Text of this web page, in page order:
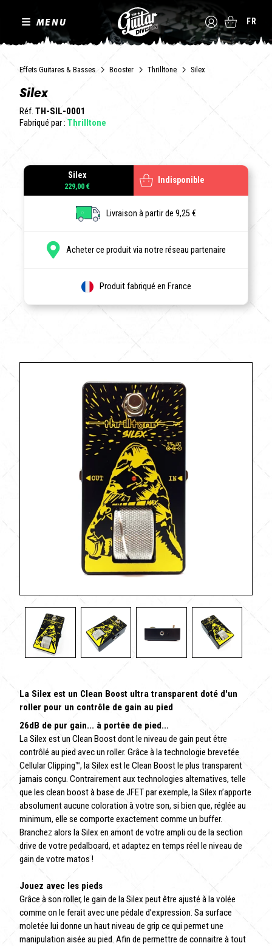
MENU FR
Effets Guitares & Basses Booster Thrilltone Silex
Silex
Réf. TH-SIL-0001
Fabriqué par : Thrilltone
Silex
229,00 €
Indisponible
Livraison à partir de 9,25 €
Acheter ce produit via notre réseau partenaire
Produit fabriqué en France
La Silex est un Clean Boost ultra transparent doté d'un
roller pour un contrôle de gain au pied
26dB de pur gain... à portée de pied...
La Silex est un Clean Boost dont le niveau de gain peut être
contrôlé au pied avec un roller. Grâce à la technologie brevetée
Cellular Clipping™, la Silex est le Clean Boost le plus transparent
jamais conçu. Contrairement aux technologies alternatives, telle
que les clean boost à base de JFET par exemple, la Silex n’apporte
absolument aucune coloration à votre son, si bien que, réglée au
minimum, elle se comporte exactement comme un buffer.
Branchez alors la Silex en amont de votre ampli ou de la section
drive de votre pedalboard, et adaptez en temps réel le niveau de
gain de votre matos !
Jouez avec les pieds
Grâce à son roller, le gain de la Silex peut être ajusté à la volée
comme on le ferait avec une pédale d’expression. Sa surface
moletée lui donne un haut niveau de grip ce qui permet une
manipulation aisée au pied. Afin de permettre de connaitre à tout